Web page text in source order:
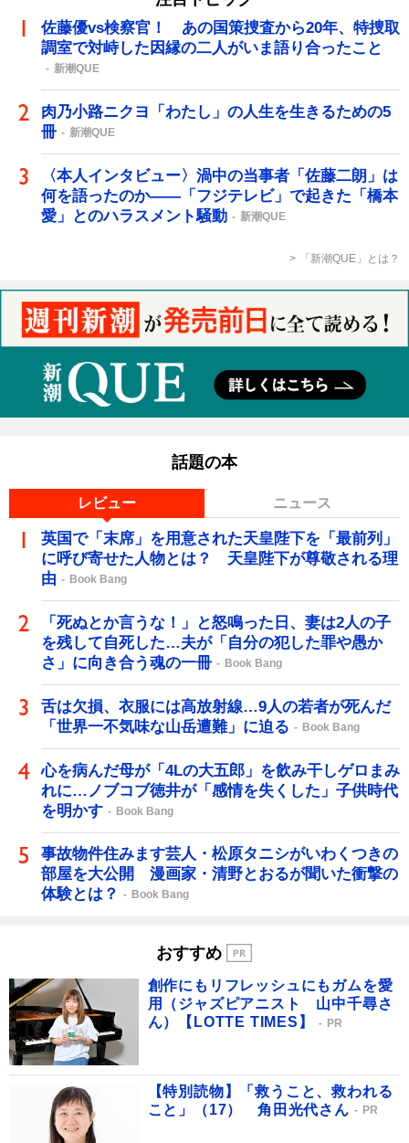
佐藤優vs検察官！ あの国策捜査から20年、特捜取
調室で対峙した因縁の二人がいま語り合ったこと
新潮QUE
肉乃小路ニクヨ「わたし」の人生を生きるための5
冊
新潮QUE
〈本人インタビュー〉渦中の当事者「佐藤二朗」は
何を語ったのか――「フジテレビ」で起きた「橋本
愛」とのハラスメント騒動
新潮QUE
「新潮QUE」とは？
話題の本
レビュー ニュース
英国で「末席」を用意された天皇陛下を「最前列」
に呼び寄せた人物とは？ 天皇陛下が尊敬される理
由
Book Bang
「死ぬとか言うな！」と怒鳴った日、妻は2人の子
を残して自死した…夫が「自分の犯した罪や愚か
さ」に向き合う魂の一冊
Book Bang
舌は欠損、衣服には高放射線…9人の若者が死んだ
「世界一不気味な山岳遭難」に迫る
Book Bang
心を病んだ母が「4Lの大五郎」を飲み干しゲロまみ
れに…ノブコブ徳井が「感情を失くした」子供時代
を明かす
Book Bang
事故物件住みます芸人・松原タニシがいわくつきの
部屋を大公開 漫画家・清野とおるが聞いた衝撃の
体験とは？
Book Bang
おすすめ
創作にもリフレッシュにもガムを愛
用（ジャズピアニスト 山中千尋さ
ん）【LOTTE TIMES】
PR
【特別読物】「救うこと、救われる
こと」（17） 角田光代さん
PR